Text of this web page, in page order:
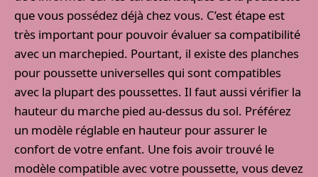
que vous possédez déjà chez vous. C’est étape est
très important pour pouvoir évaluer sa compatibilité
avec un marchepied. Pourtant, il existe des planches
pour poussette universelles qui sont compatibles
avec la plupart des poussettes. Il faut aussi vérifier la
hauteur du marche pied au-dessus du sol. Préférez
un modèle réglable en hauteur pour assurer le
confort de votre enfant. Une fois avoir trouvé le
modèle compatible avec votre poussette, vous devez